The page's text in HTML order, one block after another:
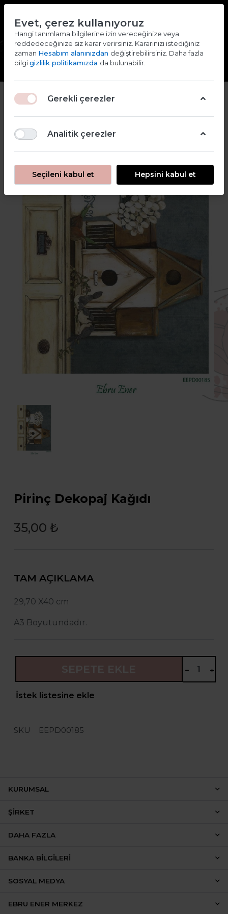
Giriş yap Kaydol
Pirinç Dekopaj Kağıdı
35,00 ₺
TAM AÇIKLAMA
29,70 X40 cm
A3 Boyutundadır.
İstek listesine ekle
SKU EEPD00185
KURUMSAL
ŞIRKET
DAHA FAZLA
BANKA BILGILERI
SOSYAL MEDYA
EBRU ENER MERKEZ
Evet, çerez kullanıyoruz
Hangi tanımlama bilgilerine izin vereceğinize veya
reddedeceğinize siz karar verirsiniz. Kararınızı istediğiniz
zaman Hesabım alanınızdan değiştirebilirsiniz. Daha fazla
bilgigizlilik politikamızda da bulunabilir.
Gerekli çerezler
Analitik çerezler
Seçileni kabul et Hepsini kabul et